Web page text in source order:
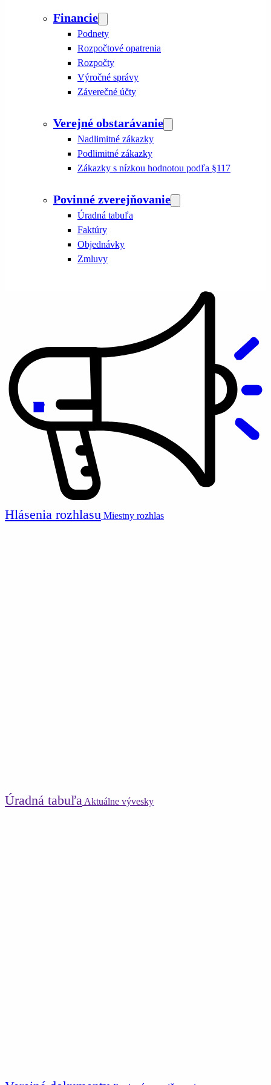
Financie
Podnety
Rozpočtové opatrenia
Rozpočty
Výročné správy
Záverečné účty
Verejné obstarávanie
Nadlimitné zákazky
Podlimitné zákazky
Zákazky s nízkou hodnotou podľa §117
Povinné zverejňovanie
Úradná tabuľa
Faktúry
Objednávky
Zmluvy
Hlásenia rozhlasu Miestny rozhlas
Úradná tabuľa Aktuálne vývesky